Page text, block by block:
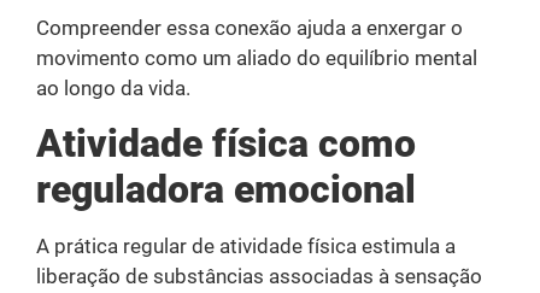
Compreender essa conexão ajuda a enxergar o
movimento como um aliado do equilíbrio mental
ao longo da vida.
Atividade física como
reguladora emocional
A prática regular de atividade física estimula a
liberação de substâncias associadas à sensação